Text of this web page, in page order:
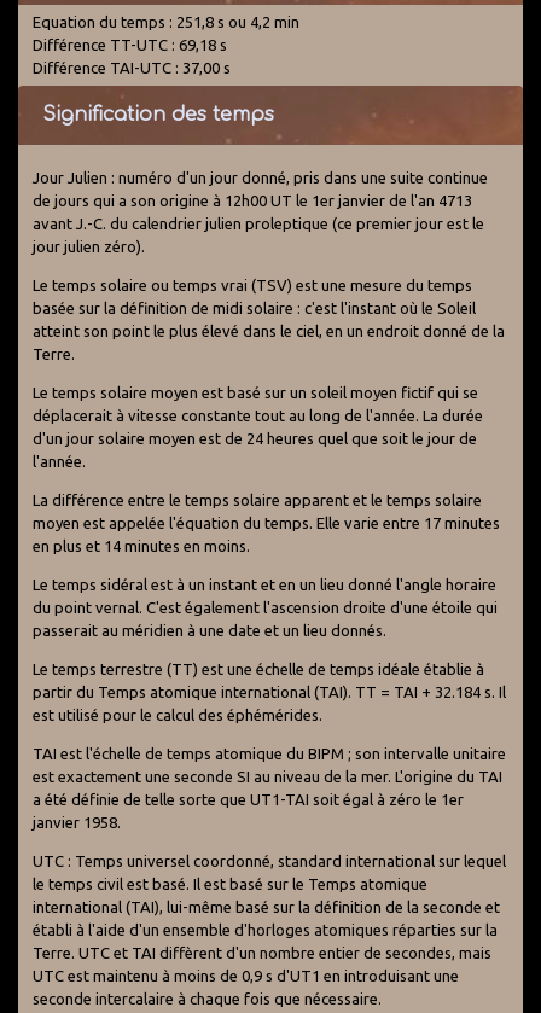
Equation du temps : 251,8 s ou 4,2 min
Différence TT-UTC : 69,18 s
Différence TAI-UTC : 37,00 s
Signification des temps
Jour Julien : numéro d'un jour donné, pris dans une suite continue
de jours qui a son origine à 12h00 UT le 1er janvier de l'an 4713
avant J.-C. du calendrier julien proleptique (ce premier jour est le
jour julien zéro).
Le temps solaire ou temps vrai (TSV) est une mesure du temps
basée sur la définition de midi solaire : c'est l'instant où le Soleil
atteint son point le plus élevé dans le ciel, en un endroit donné de la
Terre.
Le temps solaire moyen est basé sur un soleil moyen fictif qui se
déplacerait à vitesse constante tout au long de l'année. La durée
d'un jour solaire moyen est de 24 heures quel que soit le jour de
l'année.
La différence entre le temps solaire apparent et le temps solaire
moyen est appelée l'équation du temps. Elle varie entre 17 minutes
en plus et 14 minutes en moins.
Le temps sidéral est à un instant et en un lieu donné l'angle horaire
du point vernal. C'est également l'ascension droite d'une étoile qui
passerait au méridien à une date et un lieu donnés.
Le temps terrestre (TT) est une échelle de temps idéale établie à
partir du Temps atomique international (TAI). TT = TAI + 32.184 s. Il
est utilisé pour le calcul des éphémérides.
TAI est l'échelle de temps atomique du BIPM ; son intervalle unitaire
est exactement une seconde SI au niveau de la mer. L'origine du TAI
a été définie de telle sorte que UT1-TAI soit égal à zéro le 1er
janvier 1958.
UTC : Temps universel coordonné, standard international sur lequel
le temps civil est basé. Il est basé sur le Temps atomique
international (TAI), lui-même basé sur la définition de la seconde et
établi à l'aide d'un ensemble d'horloges atomiques réparties sur la
Terre. UTC et TAI diffèrent d'un nombre entier de secondes, mais
UTC est maintenu à moins de 0,9 s d'UT1 en introduisant une
seconde intercalaire à chaque fois que nécessaire.